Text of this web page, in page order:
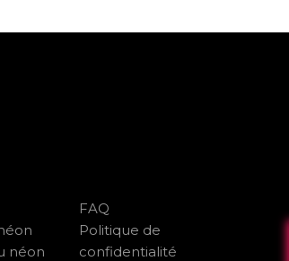
néon
FAQ
Politique de
confidentialité